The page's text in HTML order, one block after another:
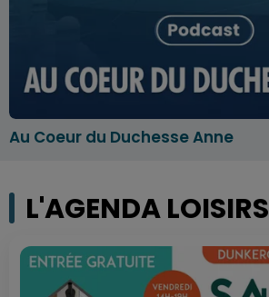
Au Coeur du Duchesse Anne
L'AGENDA LOISIRS